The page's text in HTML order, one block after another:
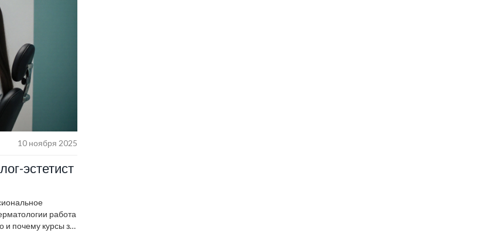
10 ноября 2025
эстетист
работа
и почему курсы за